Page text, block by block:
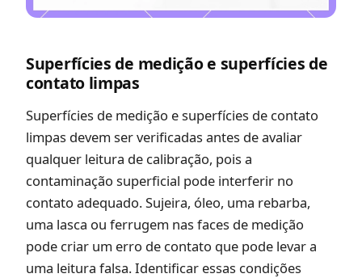
Superfícies de medição e superfícies de
contato limpas
Superfícies de medição e superfícies de contato
limpas devem ser verificadas antes de avaliar
qualquer leitura de calibração, pois a
contaminação superficial pode interferir no
contato adequado. Sujeira, óleo, uma rebarba,
uma lasca ou ferrugem nas faces de medição
pode criar um erro de contato que pode levar a
uma leitura falsa. Identificar essas condições